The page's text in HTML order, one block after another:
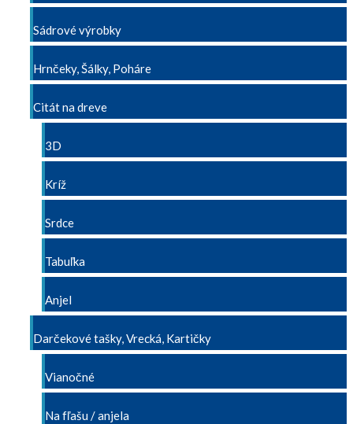
Sádrové výrobky
Hrnčeky, Šálky, Poháre
Citát na dreve
3D
Kríž
Srdce
Tabuľka
Anjel
Darčekové tašky, Vrecká, Kartičky
Vianočné
Na fľašu / anjela